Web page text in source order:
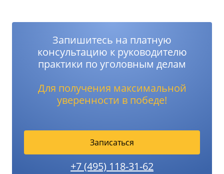
Запишитесь на платную
консультацию к руководителю
практики по уголовным делам
Для получения максимальной
уверенности в победе!
Записаться
+7 (495) 118-31-62